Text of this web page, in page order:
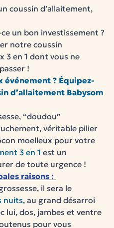
coussin d’allaitement,
un bon investissement ?
notre coussin
3 en 1 dont vous ne
!
événement ? Équipez-
d’allaitement Babysom
, “doudou”
, véritable pilier
moelleux pour votre
3 en 1 est un
de toute urgence !
raisons :
il sera le
nuits, au grand désarroi
lui, dos, jambes et ventre
pour vous